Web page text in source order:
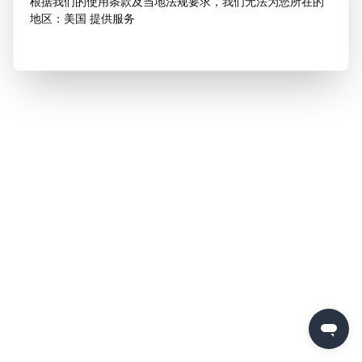
地区：美国 提供服务